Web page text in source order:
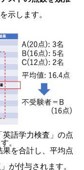
示します。
英語学力検査」の点
。
果を合計し、平均点
が付与されます。